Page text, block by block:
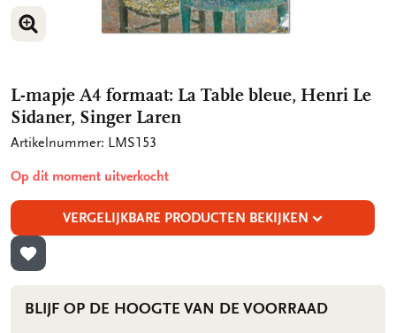
VERGROOT AFBEELDING
L-mapje A4 formaat: La Table bleue, Henri Le
Sidaner, Singer Laren
Artikelnummer: LMS153
Op dit moment uitverkocht
VERGELIJKBARE PRODUCTEN BEKIJKEN
TOEVOEGEN AAN VERLANGLIJST
BLIJF OP DE HOOGTE VAN DE VOORRAAD